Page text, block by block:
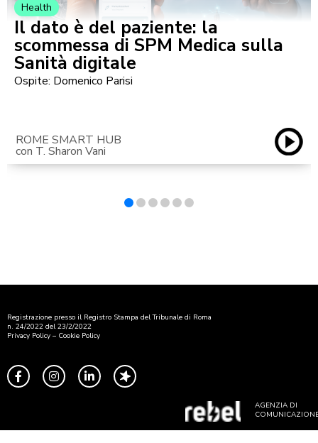
Health
Il dato è del paziente: la
scommessa di SPM Medica sulla
Sanità digitale
Ospite: Domenico Parisi
ROME SMART HUB
con T. Sharon Vani
Registrazione presso il Registro Stampa del Tribunale di Roma
n. 24/2022 del 23/2/2022
Privacy Policy – Cookie Policy
AGENZIA DI